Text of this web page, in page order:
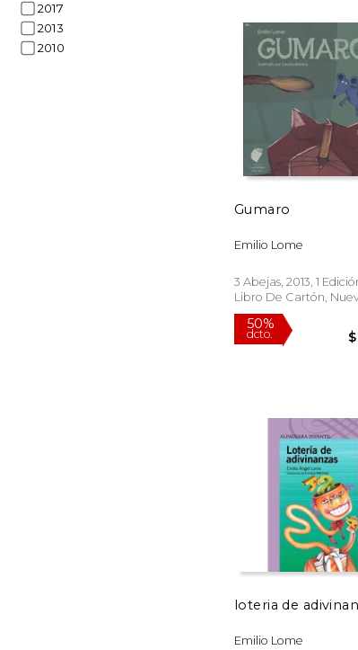
2017
2013
2010
11%
dcto.
Gumaro
Emilio Lome
3 Abejas, 2013, 1
Libro De Cartón,
50%
dcto.
loteria de
Emilio Lome